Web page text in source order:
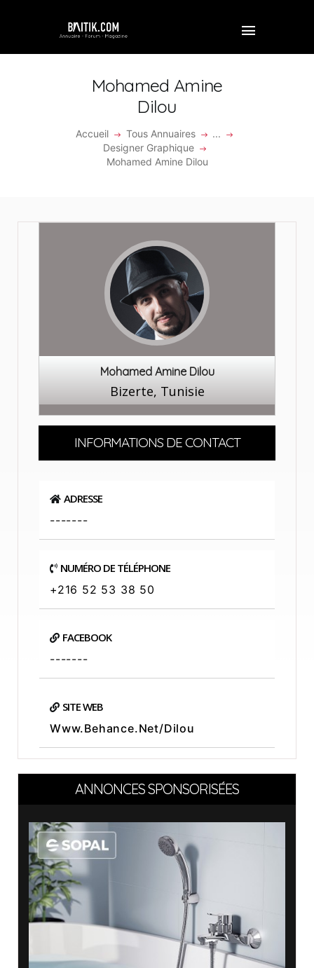
Mohamed Amine
Dilou
Accueil Tous Annuaires
...
Designer Graphique
Mohamed Amine Dilou
PROFESSIONNEL
REJOINDRE BAITIK
CONTACT
Mohamed Amine Dilou
Bizerte, Tunisie
INFORMATIONS DE CONTACT
ADRESSE
-------
NUMÉRO DE TÉLÉPHONE
+216 52 53 38 50
FACEBOOK
-------
SITE WEB
Www.behance.net/dilou
ANNONCES SPONSORISÉES